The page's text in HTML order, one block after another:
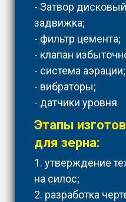
- Затвор
задвижка;
- фильтр цемента;
- клапан
- система аэрации;
- вибраторы;
- датчики уровня
Этапы
для зерна:
1. утверждение
на силос;
2. разработка